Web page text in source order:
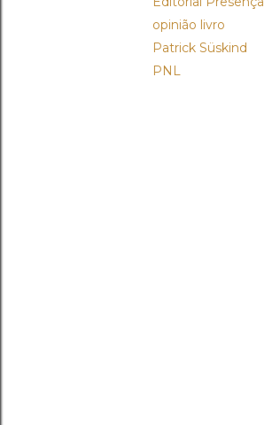
opinião livro
Patrick Süskind
PNL